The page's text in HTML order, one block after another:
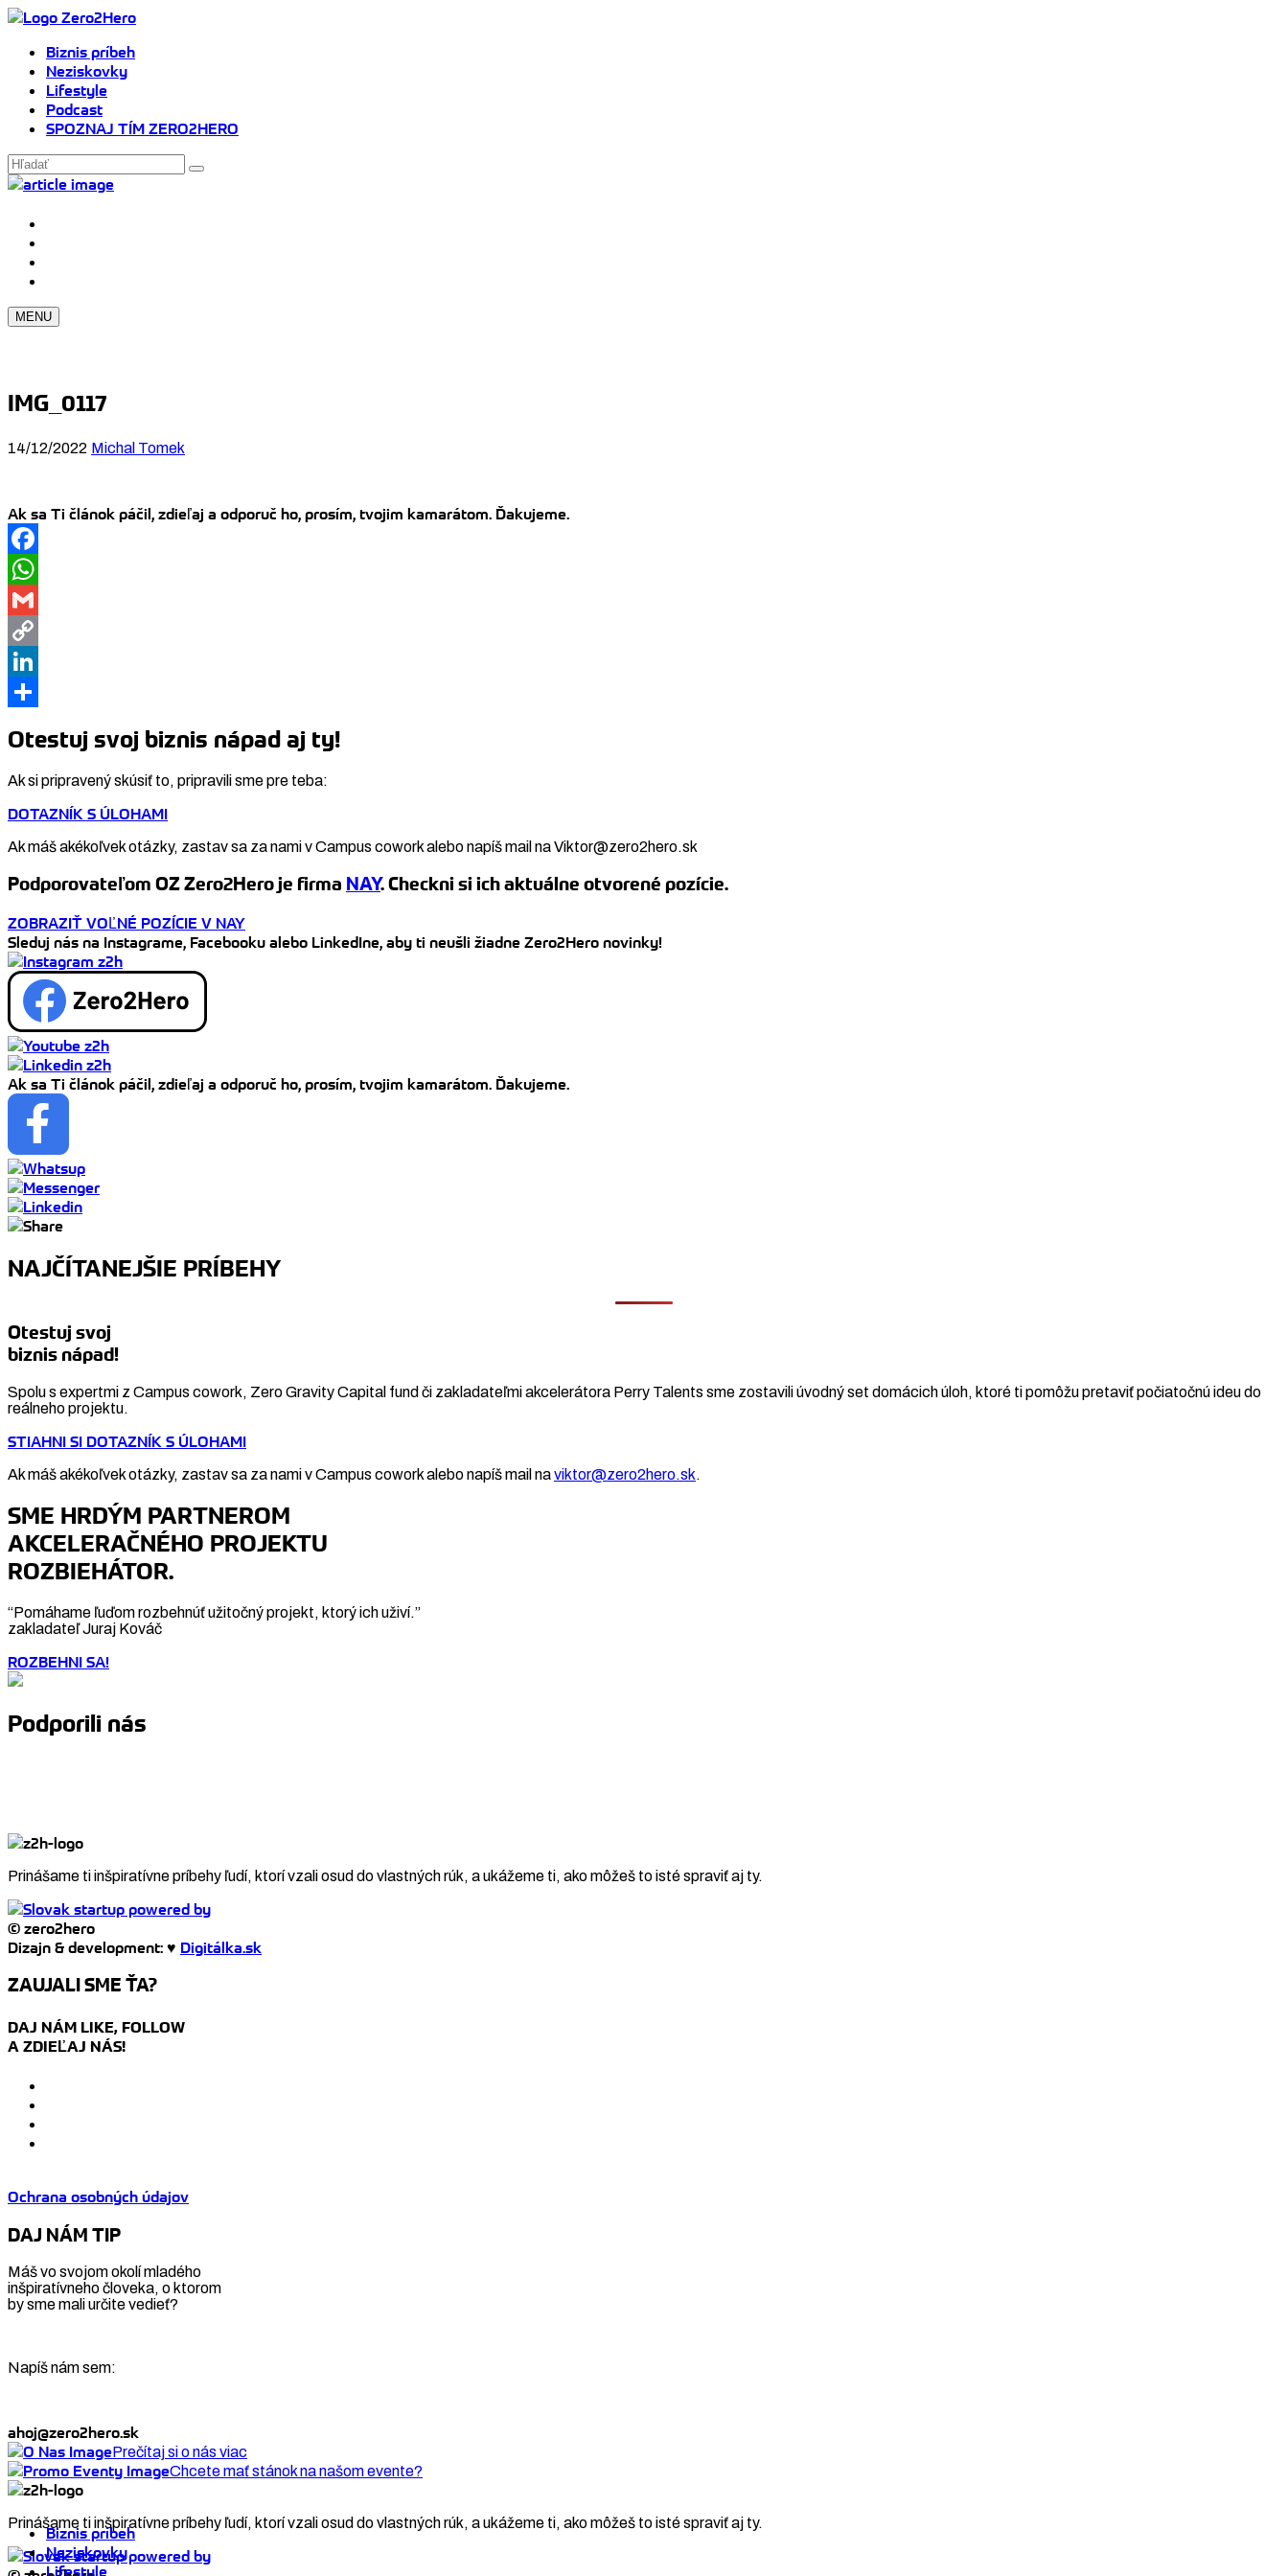
Biznis príbeh
Neziskovky
Lifestyle
Podcast
SPOZNAJ TÍM ZERO2HERO
MENU
IMG_0117
14/12/2022 Michal Tomek
Ak sa Ti článok páčil, zdieľaj a odporuč ho, prosím, tvojim kamarátom. Ďakujeme.
Facebook
WhatsApp
Gmail
Copy
Link
LinkedIn
Otestuj svoj biznis nápad aj ty!
Ak si pripravený skúsiť to, pripravili sme pre teba:
DOTAZNÍK S ÚLOHAMI
Ak máš akékoľvek otázky, zastav sa za nami v Campus cowork alebo napíš mail na Viktor@zero2hero.sk
Podporovateľom OZ Zero2Hero je firma NAY. Checkni si ich aktuálne otvorené pozície.
ZOBRAZIŤ VOĽNÉ POZÍCIE V NAY
Sleduj nás na Instagrame, Facebooku alebo LinkedIne, aby ti neušli žiadne Zero2Hero novinky!
Ak sa Ti článok páčil, zdieľaj a odporuč ho, prosím, tvojim kamarátom. Ďakujeme.
NAJČÍTANEJŠIE PRÍBEHY
Otestuj svoj
biznis nápad!
Spolu s expertmi z Campus cowork, Zero Gravity Capital fund či zakladateľmi akcelerátora Perry Talents sme zostavili úvodný set domácich úloh, ktoré ti pomôžu pretaviť počiatočnú ideu do
reálneho projektu.
STIAHNI SI DOTAZNÍK S ÚLOHAMI
Ak máš akékoľvek otázky, zastav sa za nami v Campus cowork alebo napíš mail naviktor@zero2hero.sk.
SME HRDÝM PARTNEROM
AKCELERAČNÉHO PROJEKTU
ROZBIEHÁTOR.
“Pomáhame ľuďom rozbehnúť užitočný projekt, ktorý ich uživí.”
zakladateľ Juraj Kováč
ROZBEHNI SA!
Podporili nás
Prinášame ti inšpiratívne príbehy ľudí, ktorí vzali osud do vlastných rúk, a ukážeme ti, ako môžeš to isté spraviť aj ty.
© zero2hero
Dizajn & development: ♥ Digitálka.sk
ZAUJALI SME ŤA?
DAJ NÁM LIKE, FOLLOW
A ZDIEĽAJ NÁS!
Ochrana osobných údajov
DAJ NÁM TIP
Máš vo svojom okolí mladého
inšpiratívneho človeka, o ktorom
by sme mali určite vedieť?
Napíš nám sem:
ahoj@zero2hero.sk
Prečítaj si o nás viac
Chcete mať stánok na našom evente?
Prinášame ti inšpiratívne príbehy ľudí, ktorí vzali osud do vlastných rúk, a ukážeme ti, ako môžeš to isté spraviť aj ty.
Biznis príbeh
Neziskovky
Lifestyle